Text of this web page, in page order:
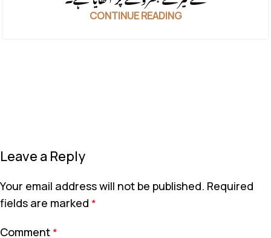
CONTINUE READING
Leave a Reply
Your email address will not be published. Required
fields are marked *
Comment *